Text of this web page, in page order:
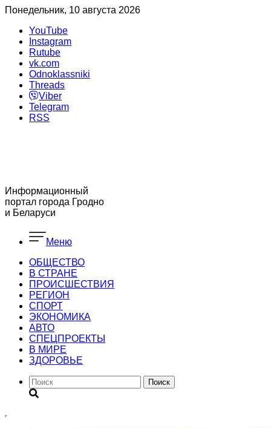
Понедельник, 10 августа 2026
YouTube
Instagram
Rutube
vk.com
Odnoklassniki
Threads
Viber
Telegram
RSS
Информационный
портал города Гродно
и Беларуси
Меню
ОБЩЕСТВО
В СТРАНЕ
ПРОИСШЕСТВИЯ
РЕГИОН
CПОРТ
ЭКОНОМИКА
АВТО
СПЕЦПРОЕКТЫ
В МИРЕ
ЗДОРОВЬЕ
Поиск